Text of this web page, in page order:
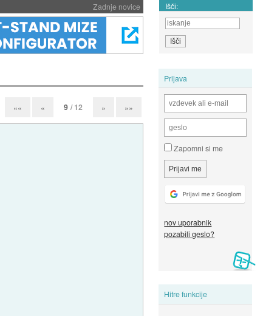
Zadnje novice Išči:
Prijava
Zapomni si me
nov uporabnik
pozabili geslo?
Hitre funkcije
«« « 9 / 12 » »»